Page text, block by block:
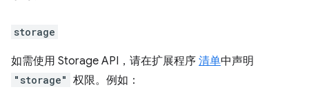
storage
如需使用 Storage API，请在扩展程序 清单中声明
"storage" 权限。例如：